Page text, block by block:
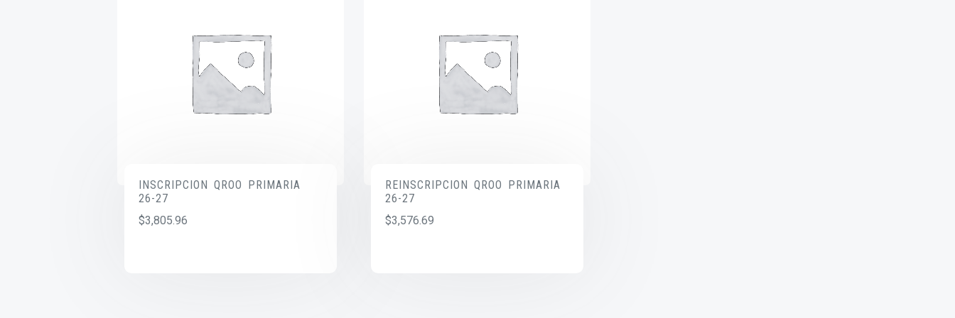
INSCRIPCION QROO PRIMARIA
26-27
$3,805.96
REINSCRIPCION QROO PRIMARIA
26-27
$3,576.69